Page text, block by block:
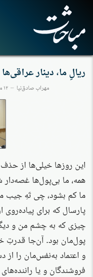
ریالِ ما، دینار عراقی‌ها
مهراب صادق‌نیا ۱۲ مرداد ۱۳۹۸
این روزها خیلی‌ها از
همه، ما بی‌پول‌ها غصه‌دار
ما کم بشود، چی تَهِ جیب
پارسال که برای پیاده‌روی
چیزی که به چشم من و دیگر
پول‌مان بود. آن‌جا قدرتِ
و اعتماد به‌نفس‌مان را
فروشندگان و یا